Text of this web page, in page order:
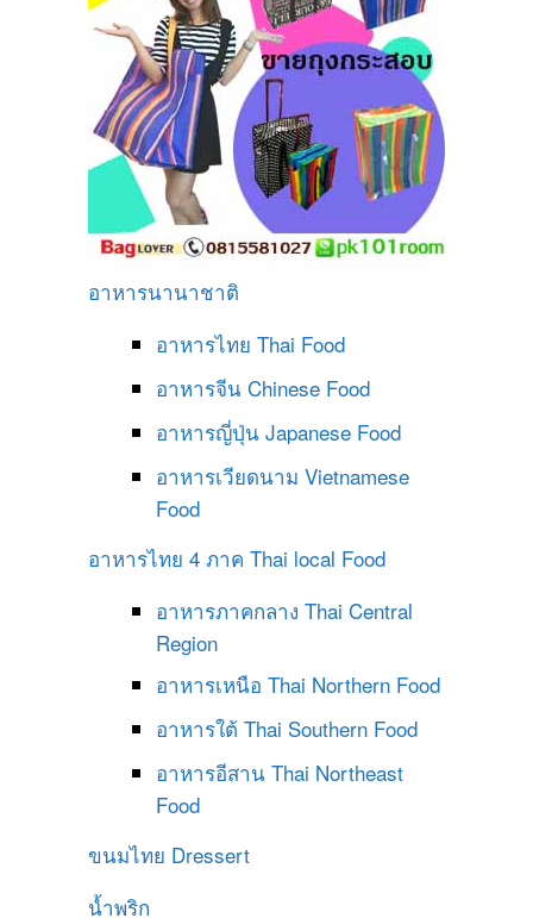
อาหารนานาชาติ
อาหารไทย Thai Food
อาหารจีน Chinese Food
อาหารญี่ปุ่น Japanese Food
อาหารเวียดนาม Vietnamese
Food
อาหารไทย 4 ภาค Thai local Food
อาหารภาคกลาง Thai Central
Region
อาหารเหนือ Thai Northern Food
อาหารใต้ Thai Southern Food
อาหารอีสาน Thai Northeast
Food
ขนมไทย Dressert
น้ำพริก